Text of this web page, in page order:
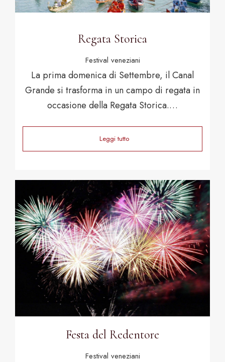
Regata Storica
Festival veneziani
La prima domenica di Settembre, il Canal
Grande si trasforma in un campo di regata in
occasione della Regata Storica.…
Leggi tutto
Festa del Redentore
Festival veneziani